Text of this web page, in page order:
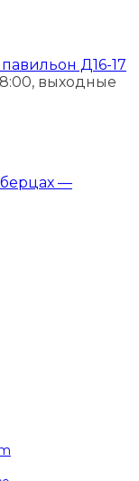
Д16-17
выходные